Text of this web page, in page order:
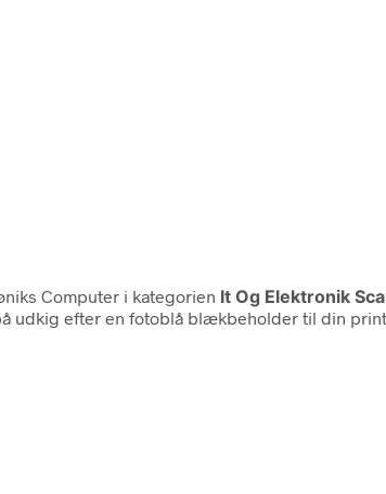
Computer i kategorien It Og Elektronik
efter en fotoblå blækbeholder til din